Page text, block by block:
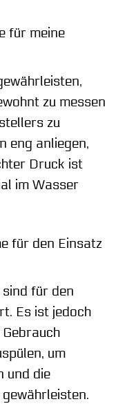
für meine
zu messen
zu
eng anliegen,
Druck ist
im Wasser
für den Einsatz
sind für den
Es ist jedoch
um
und die